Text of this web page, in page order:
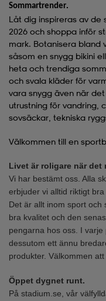
Sommartrender.
Låt dig inspireras av de
2026 och shoppa inför
mark. Botanisera bland
såsom en snygg bikini
heta och trendiga
och svala kläder för
vara snygg även när
utrustning för vandring,
sovsäckar , tekniska
Välkommen till en
Livet är roligare när det
Vi har bestämt oss. Alla
erbjuder vi alltid riktigt
Det är allt inom sport och
bra kvalitet och den
pengarna hos oss. I
dessutom ett ännu
produkter. Välkommen
Öppet dygnet runt.
På stadium.se, vår